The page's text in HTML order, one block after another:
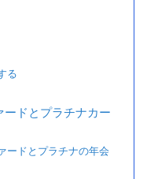
る
ードとプラチナカー
ードとプラチナの年会